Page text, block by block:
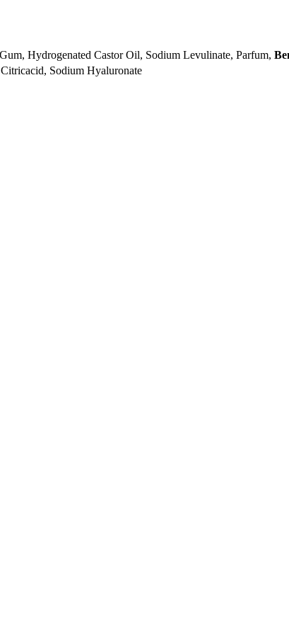
Hydrogenated Castor Oil, Sodium Levulinate, Parfum,
Sodium Hyaluronate